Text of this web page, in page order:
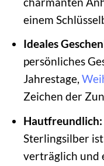
einem
Ideales
persönliches
Jahrestage,
Zeichen der
Hautfreundlich:
Sterlingsilber
verträglich und